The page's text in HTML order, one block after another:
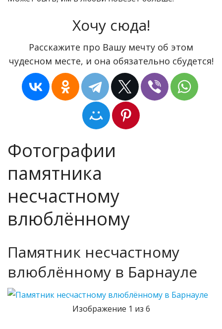
Хочу сюда!
Расскажите про Вашу мечту об этом
чудесном месте, и она обязательно сбудется!
Фотографии
памятника
несчастному
влюблённому
Памятник несчастному
влюблённому в Барнауле
Изображение 1 из 6